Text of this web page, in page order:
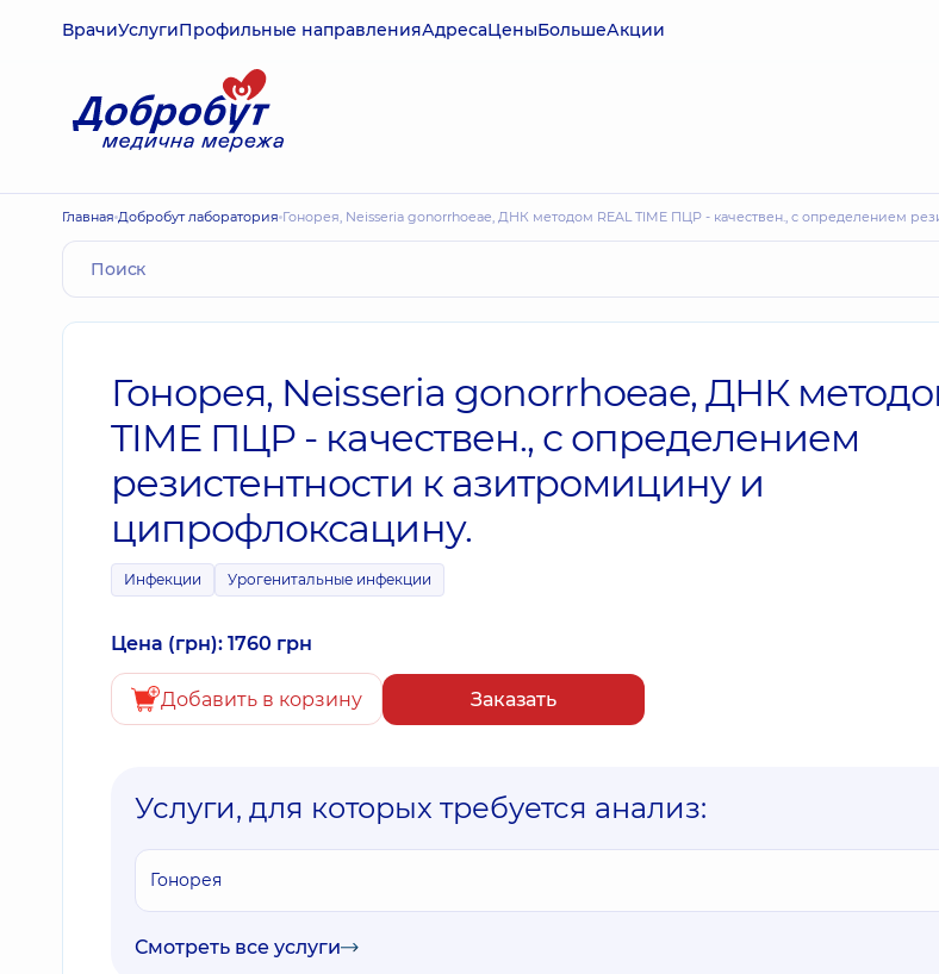
ВрачиУслугиПрофильные направленияАдресаЦеныБольшеАкции
Главная Добробут лаборатория Гонорея, Neisseria gonorrhoeae, ДНК методом REAL TIME ПЦР - качествен., с определением
Гонорея, Neisseria gonorrhoeae, ДНК
TIME ПЦР - качествен., с определением
резистентности к азитромицину и
ципрофлоксацину.
Инфекции Урогенитальные инфекции
Цена (грн): 1760 грн
Добавить в корзину Заказать
Услуги, для которых требуется анализ:
Гонорея
Смотреть все услуги